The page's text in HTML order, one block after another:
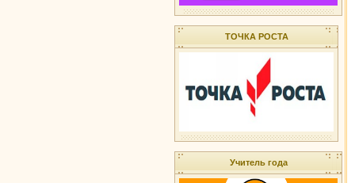
ТОЧКА РОСТА
Учитель года